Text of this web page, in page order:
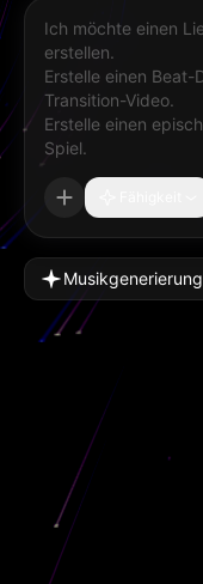
Musikgenerierung